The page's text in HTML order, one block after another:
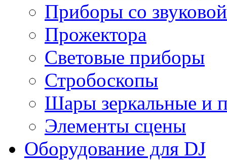
Приборы со
Прожектора
Световые приборы
Стробоскопы
Шары зеркальные и
Элементы сцены
Оборудование для DJ